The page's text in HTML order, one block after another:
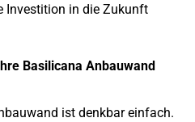
Investition in die Zukunft
Basilicana Anbauwand
ist denkbar einfach.